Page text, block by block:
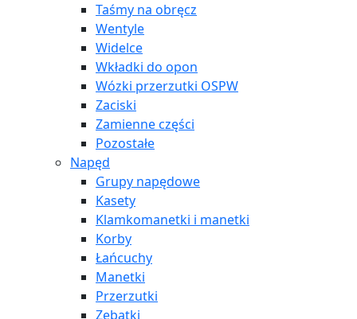
Taśmy na obręcz
Wentyle
Widelce
Wkładki do opon
Wózki przerzutki OSPW
Zaciski
Zamienne części
Pozostałe
Napęd
Grupy napędowe
Kasety
Klamkomanetki i manetki
Korby
Łańcuchy
Manetki
Przerzutki
Zębatki